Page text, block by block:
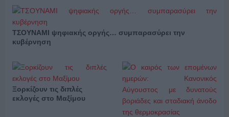
ΤΣΟΥΝΑΜΙ ψηφιακής οργής… συμπαρασύρει την
κυβέρνηση
Ξορκίζουν τις διπλές
εκλογές στο Μαξίμου